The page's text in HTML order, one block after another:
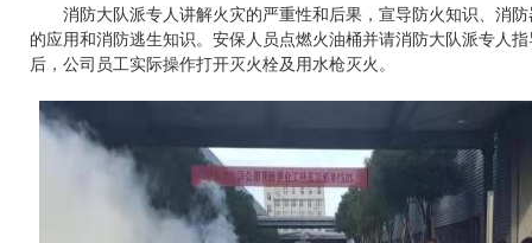
消防大队派专人讲解火灾的严重性和后果，宣导防火知识、消
的应用和消防逃生知识。安保人员点燃火油桶并请消防大队派专人
后，公司员工实际操作打开灭火栓及用水枪灭火。